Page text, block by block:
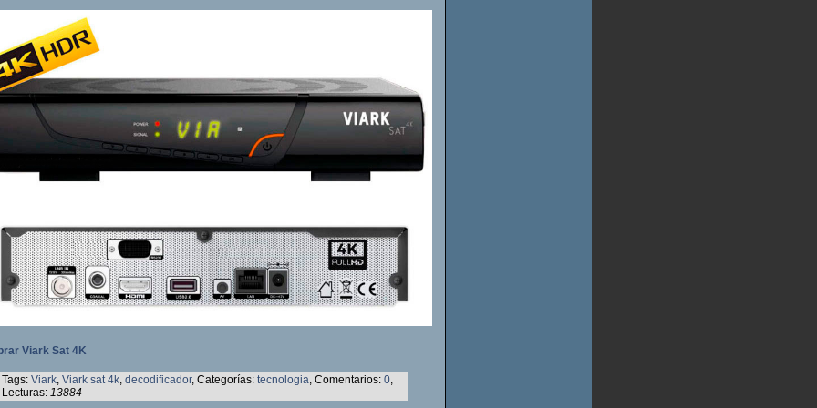
Viark Sat 4K
Tags: Viark, Viark sat 4k, decodificador, Categorías: tecnologia, Comentarios: 0,
Lecturas: 13884